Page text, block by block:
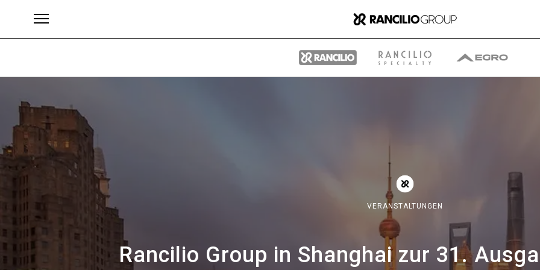
VERANSTALTUNGEN
Rancilio Group in Shanghai zur 31.
Marke Gruppe
Wer wir sind
Was wir Tun